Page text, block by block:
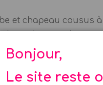
Bonjour,
Le site reste
et chapeau cousus
irisée doublée
6 ans taille : 813 mm
pour toutes les